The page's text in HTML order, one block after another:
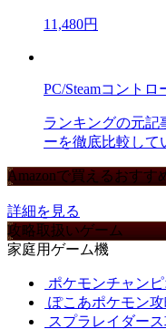
11,480円
PC/Steamコント
ランキングの元記
ーを徹底比較して
Amazonで買えるおすす
詳細を見る
攻略取扱いゲーム
家庭用ゲーム機
ポケモンチャン
ぽこあポケモン攻
スプラレイダー